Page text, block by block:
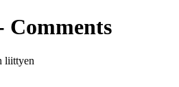
Comments
liittyen